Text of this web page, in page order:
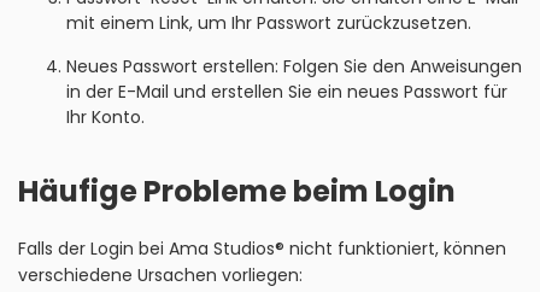
mit einem Link, um Ihr Passwort zurückzusetzen.
Neues Passwort erstellen: Folgen Sie den Anweisungen
in der E-Mail und erstellen Sie ein neues Passwort für
Ihr Konto.
Häufige Probleme beim Login
Falls der Login bei Ama Studios® nicht funktioniert, können
verschiedene Ursachen vorliegen: